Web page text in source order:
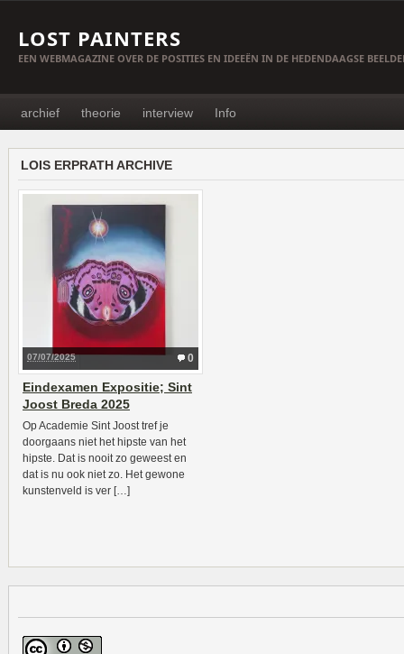
LOST PAINTERS
EEN WEBMAGAZINE OVER DE POSITIES EN IDEEËN IN DE HEDENDAAGSE
archief theorie interview Info
LOIS ERPRATH ARCHIVE
0
07/07/2025
Eindexamen Expositie; Sint
Joost Breda 2025
Op Academie Sint Joost tref je
doorgaans niet het hipste van het
hipste. Dat is nooit zo geweest en
dat is nu ook niet zo. Het gewone
kunstenveld is ver […]